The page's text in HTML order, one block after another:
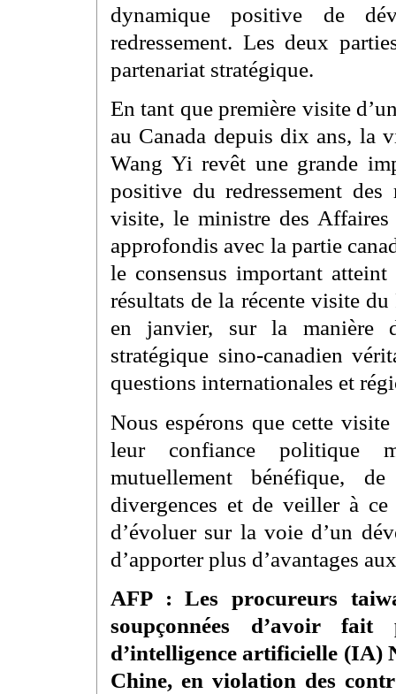
dynamique positive de
redressement. Les deux
partenariat stratégique.
En tant que première visite
au Canada depuis dix ans, la
Wang Yi revêt une grande
positive du redressement
visite, le ministre des Affaires
approfondis avec la partie
le consensus important
résultats de la récente visite
en janvier, sur la manière
stratégique sino-canadien
questions internationales et
Nous espérons que cette
leur confiance politique
mutuellement bénéfique,
divergences et de veiller à
d’évoluer sur la voie d’un
d’apporter plus d’avantages
AFP : Les procureurs
soupçonnées d’avoir fait
d’intelligence artificielle (IA)
Chine, en violation des